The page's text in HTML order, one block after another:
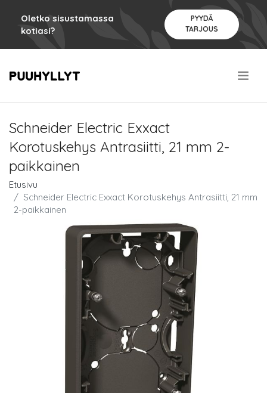
Oletko sisustamassa
kotiasi?
PYYDÄ
TARJOUS
Schneider Electric Exxact
Korotuskehys Antrasiitti, 21 mm 2-
paikkainen
Etusivu
Schneider Electric Exxact Korotuskehys Antrasiitti, 21 mm
2-paikkainen